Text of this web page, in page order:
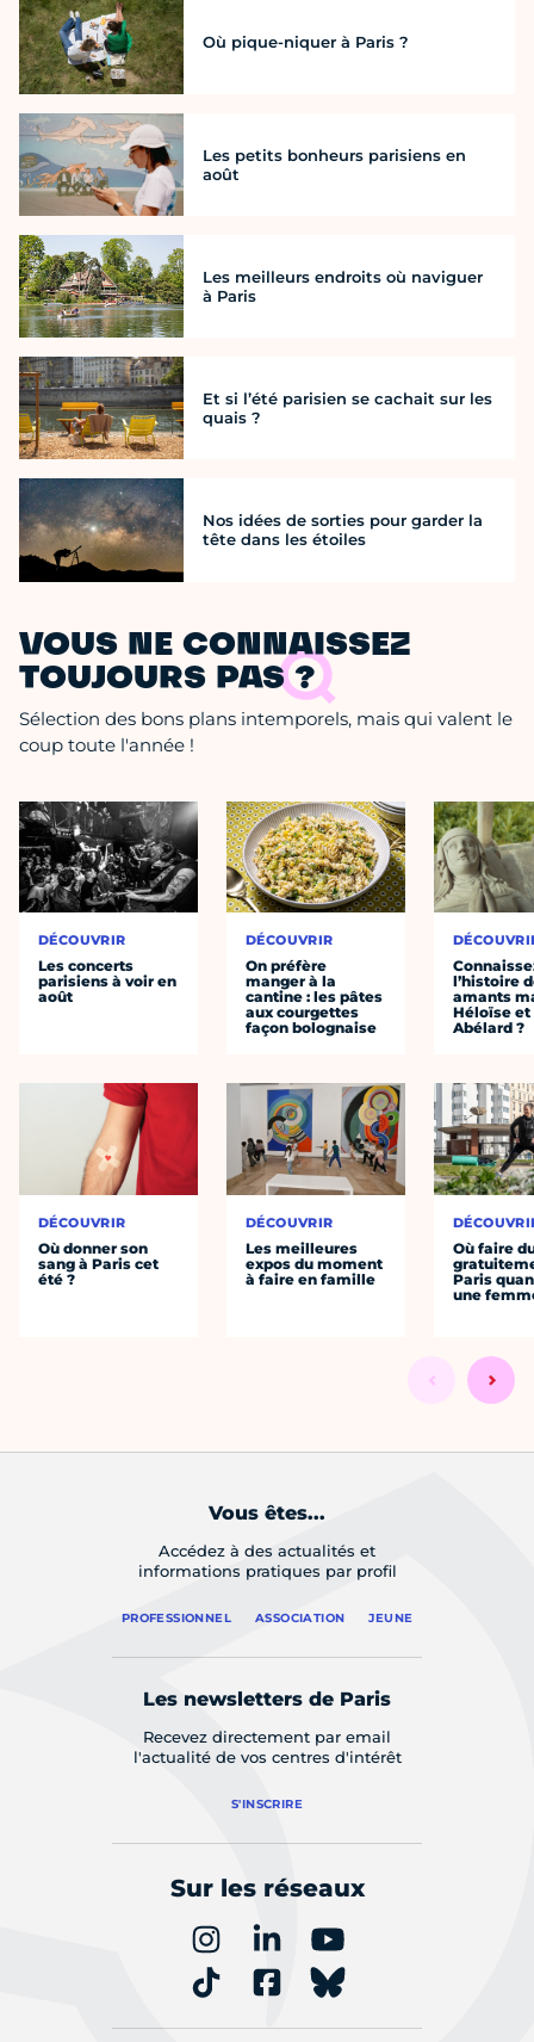
Où pique-niquer à Paris ?
Les petits bonheurs parisiens en
août
Les meilleurs endroits où naviguer
à Paris
Et si l’été parisien se cachait sur les
quais ?
Nos idées de sorties pour garder la
tête dans les étoiles
VOUS NE CONNAISSEZ
TOUJOURS PAS ?
Sélection des bons plans intemporels, mais qui valent le
coup toute l'année !
DÉCOUVRIR
Les concerts
parisiens à voir en
août
DÉCOUVRIR
Où donner son
sang à Paris cet
été ?
DÉCOUVRIR
On préfère
manger à la
cantine : les pâtes
aux courgettes
façon bolognaise
DÉCOUVRIR
Les meilleures
expos du moment
à faire en famille
l’histoire
amants
Héloïse et
Abélard ?
Où faire
Paris
une
Vous êtes...
Accédez à des actualités et
informations pratiques par profil
PROFESSIONNEL ASSOCIATION JEUNE
Les newsletters de Paris
Recevez directement par email
l'actualité de vos centres d'intérêt
S'INSCRIRE
Sur les réseaux